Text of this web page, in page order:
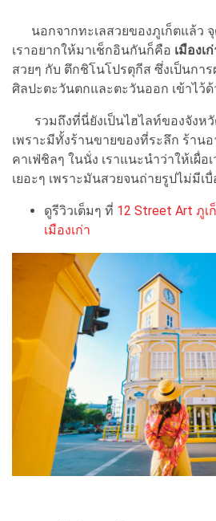
นอกจากทะเลสวยของภูเก็ตแล้ว
เราอยากให้มาเช็กอินกันก็คือ เมืองเ
สวยๆ กับ ตึกชิโนโปรตุกีส ซึ่งเป็นกา
ศิลปะตะวันตกและตะวันออก เข้าไว้
รวมถึงที่นี่ยังเป็นไฮไลท์ของจังหวั
เพราะมีทั้งร้านขายของที่ระลึก ร้าน
คาเฟ่ชิลๆ ในนั่ง เราแนะนำว่าให้เผื่อ
เยอะๆ เพราะมันสวยจนถ่ายรูปไม่มีเ
ดูรีวิวเต็มๆ ที่ 12 Street Art ภู
เมืองเก่า